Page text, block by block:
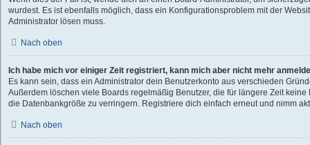
wurdest. Es ist ebenfalls möglich, dass ein Konfigurationsproblem mit der
Administrator lösen muss.
Nach oben
Ich habe mich vor einiger Zeit registriert, kann mich aber nicht mehr
Es kann sein, dass ein Administrator dein Benutzerkonto aus verschieden
Außerdem löschen viele Boards regelmäßig Benutzer, die für längere Zeit
die Datenbankgröße zu verringern. Registriere dich einfach erneut und nimm
Nach oben